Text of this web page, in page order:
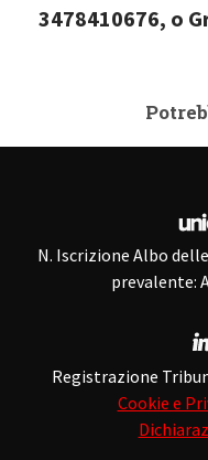
3478410676, o
N. Iscrizione Albo
prevalente:
Registrazione
Cookie e